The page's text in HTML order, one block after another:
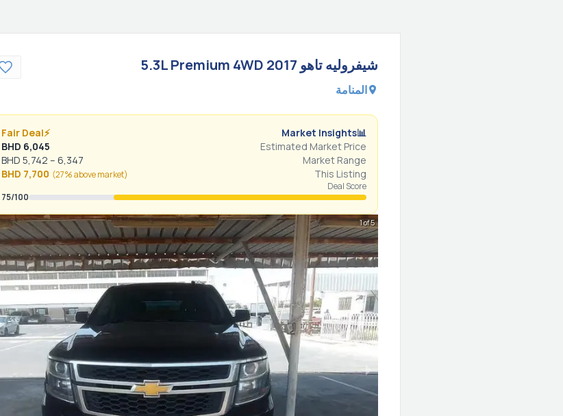
شيفروليهتاهو 5.3L Premium 4WD 2017
المنامة
📊
Market Insights
⚡
Fair Deal
Estimated Market Price
BHD 6,045
Market Range
BHD5,742 –6,347
This Listing
BHD 7,700 (27% abovemarket)
Deal Score
75/100
1 of 5